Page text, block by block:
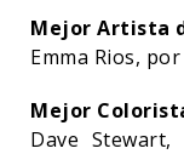
Mejor Artista
Emma Rios,
Mejor
Dave Stewart,